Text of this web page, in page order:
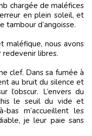
chargée de maléfices
en plein soleil, et
tambour d’angoisse.
maléfique, nous avons
libres.
clef. Dans sa fumée à
au bruit du silence et
L’envers du
le seuil du vide et
m’accueillent les
je leur paie sans